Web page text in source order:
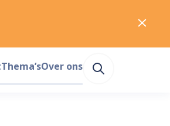
Thema’sOver ons